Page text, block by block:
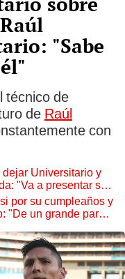
"Sabe
técnico de
de Raúl
con
Universitario y
"Va a presentar su
por su cumpleaños y
"De un grande para